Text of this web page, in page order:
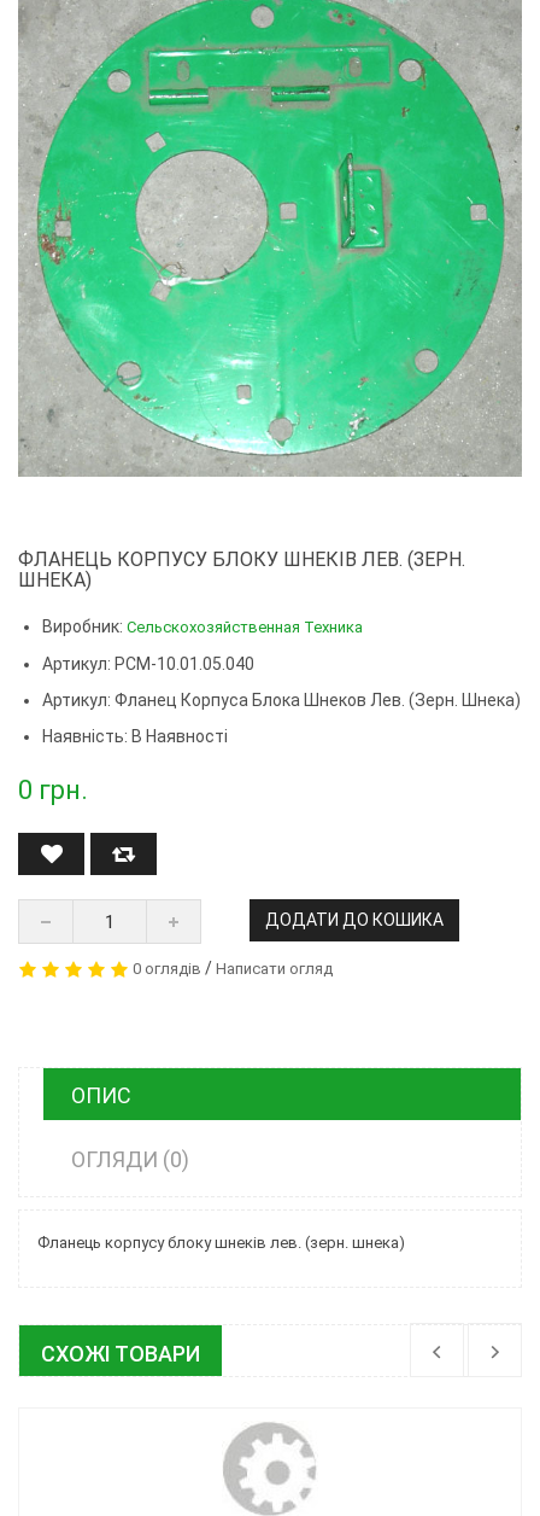
ФЛАНЕЦЬ КОРПУСУ БЛОКУ ШНЕКІВ ЛЕВ. (ЗЕРН.
ШНЕКА)
Виробник: Сельскохозяйственная Техника
Артикул: РСМ-10.01.05.040
Артикул: Фланец Корпуса Блока Шнеков Лев. (зерн. Шнека)
Наявність: В Наявності
0 грн.
ДОДАТИ ДО КОШИКА
0 оглядів / Написати огляд
ОПИС
ОГЛЯДИ (0)
Фланець корпусу блоку шнеків лев. (зерн. шнека)
СХОЖІ ТОВАРИ